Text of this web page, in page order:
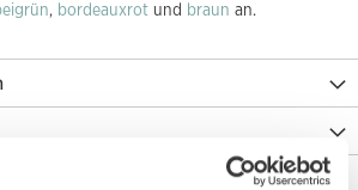
, bordeauxrot und braun an.